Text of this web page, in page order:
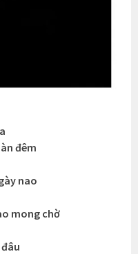
đêm
nao
mong chờ